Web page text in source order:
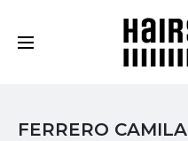
FERRERO CAMILA